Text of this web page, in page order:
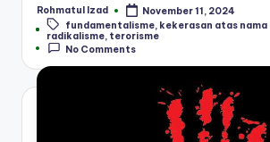
Posted
by
Rohmatul Izad
November 11, 2024
Tags:fundamentalisme, kekerasan atas nama
radikalisme, terorisme
No Comments